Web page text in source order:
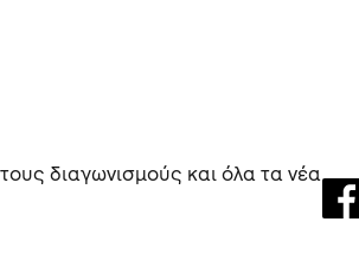
διαγωνισμούς και όλα τα νέα